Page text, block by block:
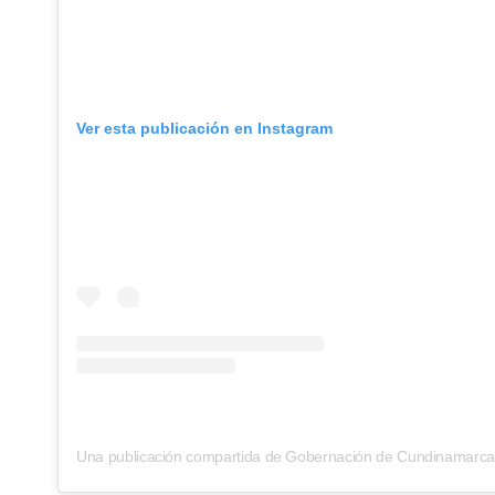
Ver esta publicación en Instagram